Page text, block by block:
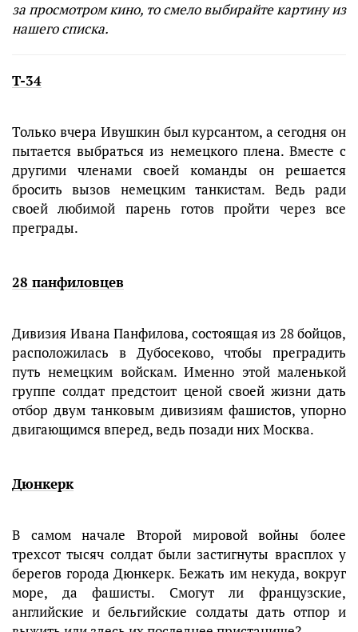
за просмотром кино, то смело выбирайте картину из
нашего списка.
Т-34
Только вчера Ивушкин был курсантом, а сегодня он
пытается выбраться из немецкого плена. Вместе с
другими членами своей команды он решается
бросить вызов немецким танкистам. Ведь ради
своей любимой парень готов пройти через все
преграды.
28 панфиловцев
Дивизия Ивана Панфилова, состоящая из 28 бойцов,
расположилась в Дубосеково, чтобы преградить
путь немецким войскам. Именно этой маленькой
группе солдат предстоит ценой своей жизни дать
отбор двум танковым дивизиям фашистов, упорно
двигающимся вперед, ведь позади них Москва.
Дюнкерк
В самом начале Второй мировой войны более
трехсот тысяч солдат были застигнуты врасплох у
берегов города Дюнкерк. Бежать им некуда, вокруг
море, да фашисты. Смогут ли французские,
английские и бельгийские солдаты дать отпор и